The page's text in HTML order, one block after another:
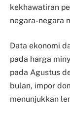
kekhawatiran
negara-negara
Data ekonomi
pada harga
pada Agustus
bulan, impor
menunjukkan